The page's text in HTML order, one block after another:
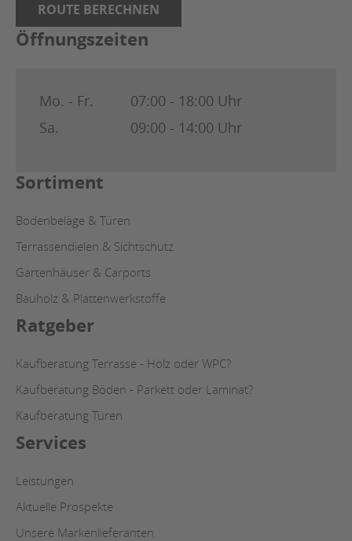
ROUTE BERECHNEN
Öffnungszeiten
Mo. - Fr.
07:00 - 18:00 Uhr
Sa.
09:00 - 14:00 Uhr
Sortiment
Bodenbeläge & Türen
Terrassendielen & Sichtschutz
Gartenhäuser & Carports
Bauholz & Plattenwerkstoffe
Ratgeber
Kaufberatung Terrasse - Holz oder WPC?
Kaufberatung Böden - Parkett oder Laminat?
Kaufberatung Türen
Services
Leistungen
Aktuelle Prospekte
Unsere Markenlieferanten